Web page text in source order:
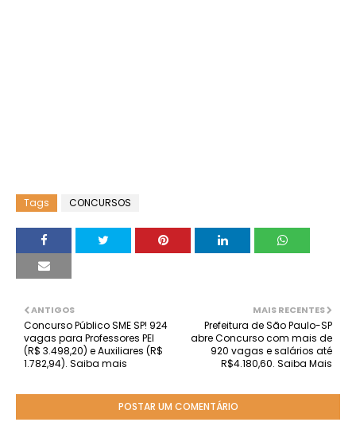
Tags CONCURSOS
MAIS RECENTES
Prefeitura de São Paulo-SP
abre Concurso com mais de
920 vagas e salários até
R$4.180,60. Saiba Mais
ANTIGOS
Concurso Público SME SP! 924
vagas para Professores PEI
(R$ 3.498,20) e Auxiliares (R$
1.782,94). Saiba mais
POSTAR UM COMENTÁRIO